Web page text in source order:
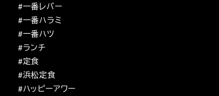
#一番レバー
#一番ハラミ
#一番ハツ
#ランチ
#定食
#浜松定食
#ハッピーアワー